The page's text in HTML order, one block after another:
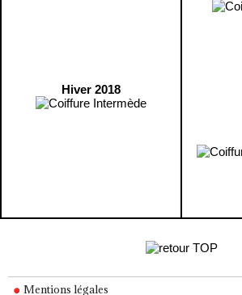
Hiver 2018
Mentions légales